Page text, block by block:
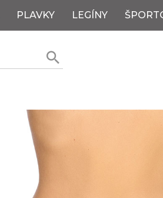
PLAVKY LEGÍNY